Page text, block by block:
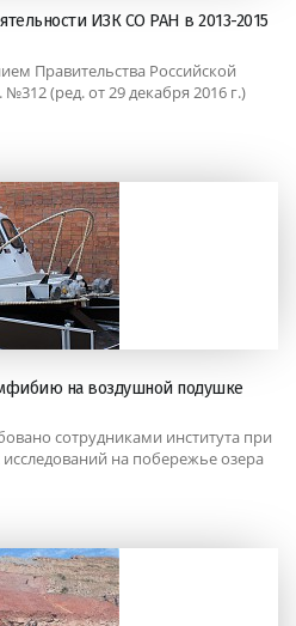
ИЗК СО РАН в 2013-2015
Правительства Российской
(ред. от 29 декабря 2016 г.)
на воздушной подушке
сотрудниками института при
на побережье озера